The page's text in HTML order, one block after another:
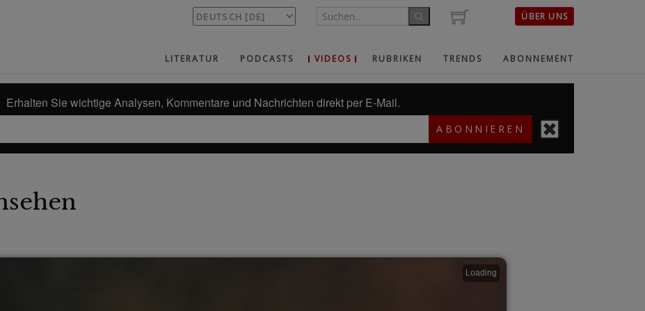
ÜBER UNS
LITERATUR PODCASTS VIDEOS RUBRIKEN TRENDS ABONNEMENT
Erhalten Sie wichtige Analysen, Kommentare und Nachrichten direkt per E-Mail.
ABONNIEREN
Loading